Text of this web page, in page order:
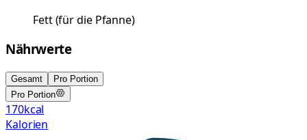
Fett(für die Pfanne)
Nährwerte
Gesamt
Pro Portion
Pro Portion
170kcal
Kalorien